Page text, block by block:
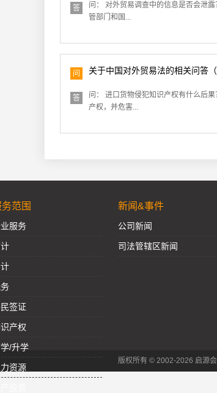
答
问： 对外贸易调查中的信息是否会泄
管部门和国...
问 关于中国对外贸易法的相关问答（
答
问： 进口货物侵犯知识产权有什么后
产权，并危害...
务范围
服务
签证
产权
/升学
资源
新闻&事件
公司新闻
司法管辖区新闻
版权所有 © 2002-2026 启源